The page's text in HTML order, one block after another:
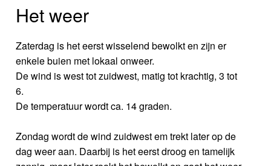
Het weer
Zaterdag is het eerst wisselend bewolkt en zijn er
enkele buien met lokaal onweer.
De wind is west tot zuidwest, matig tot krachtig, 3 tot
6.
De temperatuur wordt ca. 14 graden.
Zondag wordt de wind zuidwest em trekt later op de
dag weer aan. Daarbij is het eerst droog en tamelijk